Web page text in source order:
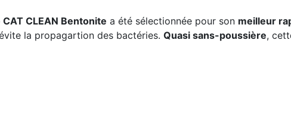
CLEAN Bentonite a été sélectionnée pour son meilleur
la propagartion des bactéries. Quasi sans-poussière,